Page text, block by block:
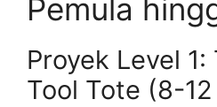
Pemula
Proyek Level
Tool Tote (8-12